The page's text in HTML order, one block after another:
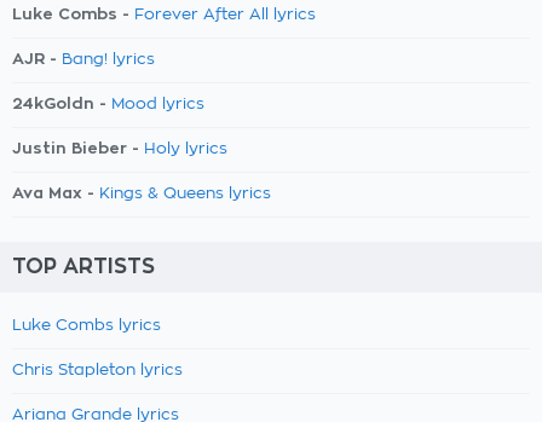
Luke Combs - Forever After All lyrics
AJR - Bang! lyrics
24kGoldn - Mood lyrics
Justin Bieber - Holy lyrics
Ava Max - Kings & Queens lyrics
TOP ARTISTS
Luke Combs lyrics
Chris Stapleton lyrics
Ariana Grande lyrics